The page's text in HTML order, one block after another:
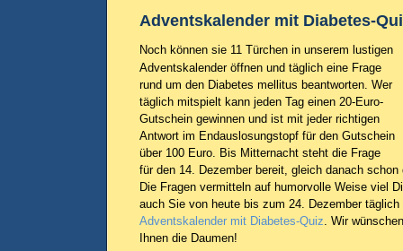
Adventskalender mit Diabetes-
Noch können sie 11 Türchen in unserem lustigen
Adventskalender öffnen und täglich eine Frage
rund um den Diabetes mellitus beantworten. Wer
täglich mitspielt kann jeden Tag einen 20-Euro-
Gutschein gewinnen und ist mit jeder richtigen
Antwort im Endauslosungstopf für den Gutschein
über 100 Euro. Bis Mitternacht steht die Frage
für den 14. Dezember bereit, gleich danach
Die Fragen vermitteln auf humorvolle Weise viel
auch Sie von heute bis zum 24. Dezember täglich
Adventskalender mit Diabetes-Quiz. Wir
Ihnen die Daumen!